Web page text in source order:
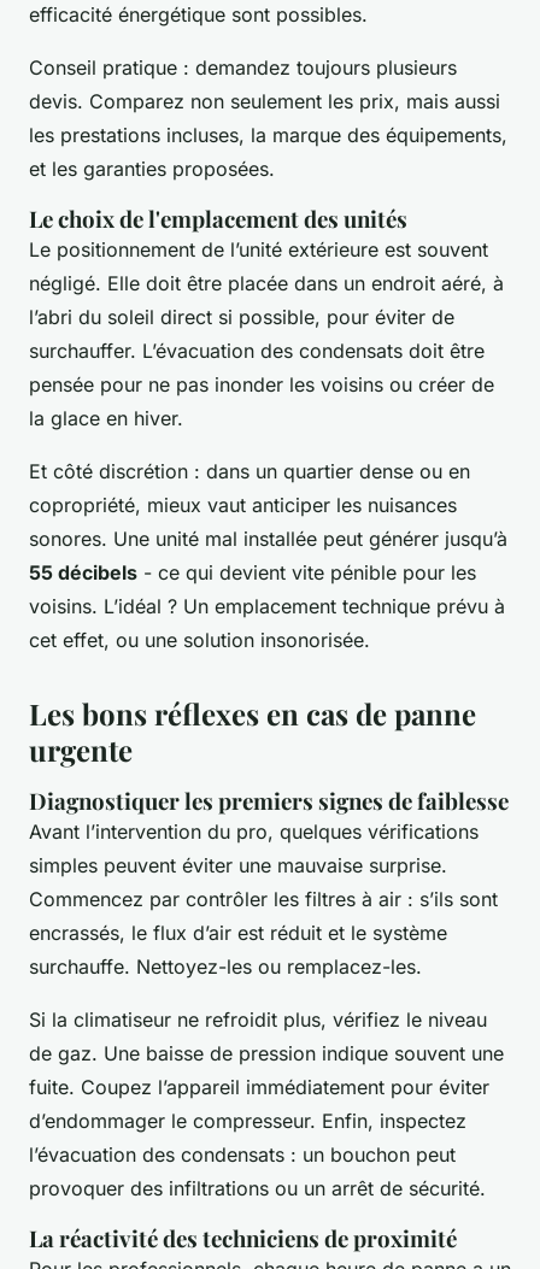
efficacité énergétique sont possibles.
Conseil pratique : demandez toujours plusieurs
devis. Comparez non seulement les prix, mais aussi
les prestations incluses, la marque des équipements,
et les garanties proposées.
Le choix de l'emplacement des unités
Le positionnement de l’unité extérieure est souvent
négligé. Elle doit être placée dans un endroit aéré, à
l’abri du soleil direct si possible, pour éviter de
surchauffer. L’évacuation des condensats doit être
pensée pour ne pas inonder les voisins ou créer de
la glace en hiver.
Et côté discrétion : dans un quartier dense ou en
copropriété, mieux vaut anticiper les nuisances
sonores. Une unité mal installée peut générer jusqu’à
55 décibels - ce qui devient vite pénible pour les
voisins. L’idéal ? Un emplacement technique prévu à
cet effet, ou une solution insonorisée.
Les bons réflexes en cas de panne
urgente
Diagnostiquer les premiers signes de faiblesse
Avant l’intervention du pro, quelques vérifications
simples peuvent éviter une mauvaise surprise.
Commencez par contrôler les filtres à air : s’ils sont
encrassés, le flux d’air est réduit et le système
surchauffe. Nettoyez-les ou remplacez-les.
Si la climatiseur ne refroidit plus, vérifiez le niveau
de gaz. Une baisse de pression indique souvent une
fuite. Coupez l’appareil immédiatement pour éviter
d’endommager le compresseur. Enfin, inspectez
l’évacuation des condensats : un bouchon peut
provoquer des infiltrations ou un arrêt de sécurité.
La réactivité des techniciens de proximité